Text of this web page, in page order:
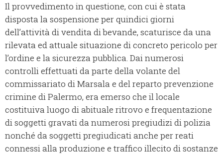
Il provvedimento in questione, con cui è stata
disposta la sospensione per quindici giorni
dell’attività di vendita di bevande, scaturisce da una
rilevata ed attuale situazione di concreto pericolo per
l’ordine e la sicurezza pubblica. Dai numerosi
controlli effettuati da parte della volante del
commissariato di Marsala e del reparto prevenzione
crimine di Palermo, era emerso che il locale
costituiva luogo di abituale ritrovo e frequentazione
di soggetti gravati da numerosi pregiudizi di polizia
nonché da soggetti pregiudicati anche per reati
connessi alla produzione e traffico illecito di sostanze